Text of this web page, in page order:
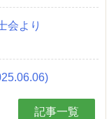
会より
記事一覧